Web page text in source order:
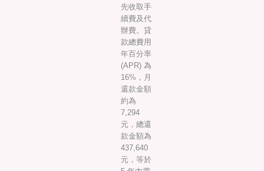
先收取手
續費及代
辦費。貸
款總費用
年百分率
(APR) 為
16%，月
還款金額
約為
7,294
元，總還
款金額為
437,640
元，等於